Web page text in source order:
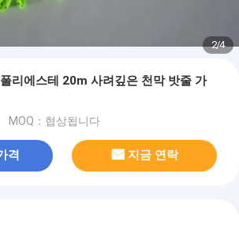
2/4
리에스테 20m 사려깊은 천막 밧줄 가
MOQ：협상됩니다
격 지금 연락